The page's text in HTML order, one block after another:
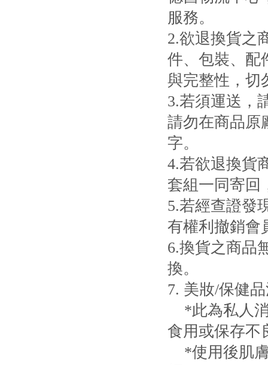
服務。
2.欲退換貨之
件、包裝、配
與完整性，切
3.若須運送，
請勿在商品原
字。
4.若欲退換貨
套組一同寄回
5.若經查證發
有權利撤銷會
6.換貨之商品
換。
7. 美妝/保健
*此為私人消
食用或保存不
*使用後肌膚